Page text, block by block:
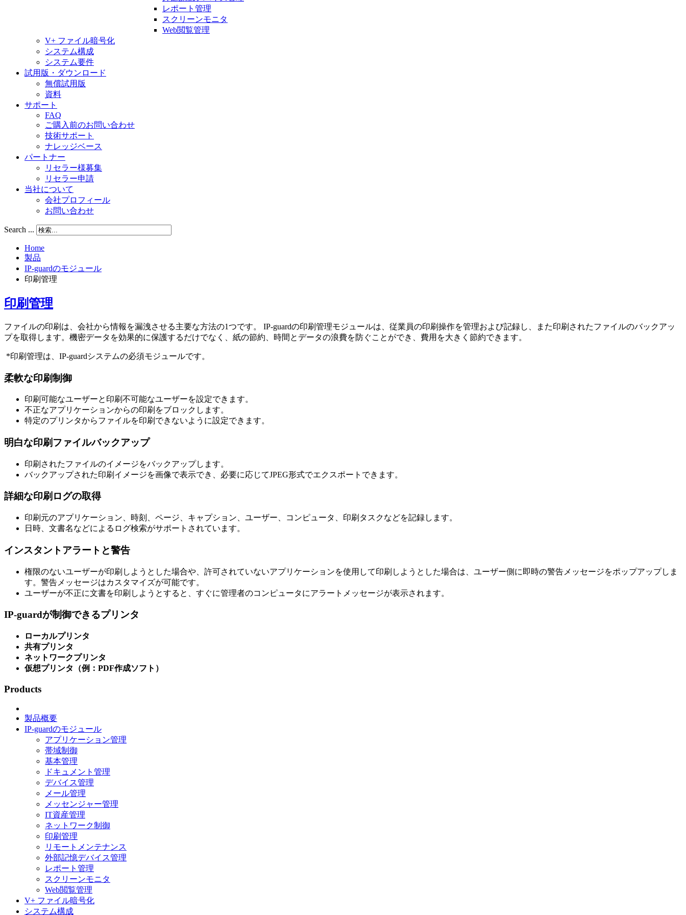
レポート管理
スクリーンモニタ
Web閲覧管理
V+ ファイル暗号化
システム構成
システム要件
試用版・ダウンロード
無償試用版
資料
サポート
FAQ
ご購入前のお問い合わせ
技術サポート
ナレッジベース
パートナー
リセラー様募集
リセラー申請
当社について
会社プロフィール
お問い合わせ
Search ...
Home
製品
IP-guardのモジュール
印刷管理
印刷管理
ファイルの印刷は、会社から情報を漏洩させる主要な方法の1つです。 IP-guardの印刷管理モジュールは、従業員の印刷操作を管理および記録し、また印刷されたファイルのバックアッ
プを取得します。機密データを効果的に保護するだけでなく、紙の節約、時間とデータの浪費を防ぐことができ、費用を大きく節約できます。
*印刷管理は、IP-guardシステムの必須モジュールです。
柔軟な印刷制御
印刷可能なユーザーと印刷不可能なユーザーを設定できます。
不正なアプリケーションからの印刷をブロックします。
特定のプリンタからファイルを印刷できないように設定できます。
明白な印刷ファイルバックアップ
印刷されたファイルのイメージをバックアップします。
バックアップされた印刷イメージを画像で表示でき、必要に応じてJPEG形式でエクスポートできます。
詳細な印刷ログの取得
印刷元のアプリケーション、時刻、ページ、キャプション、ユーザー、コンピュータ、印刷タスクなどを記録します。
日時、文書名などによるログ検索がサポートされています。
インスタントアラートと警告
権限のないユーザーが印刷しようとした場合や、許可されていないアプリケーションを使用して印刷しようとした場合は、ユーザー側に即時の警告メッセージをポップアップしま
す。警告メッセージはカスタマイズが可能です。
ユーザーが不正に文書を印刷しようとすると、すぐに管理者のコンピュータにアラートメッセージが表示されます。
IP-guardが制御できるプリンタ
ローカルプリンタ
共有プリンタ
ネットワークプリンタ
仮想プリンタ（例：PDF作成ソフト）
Products
製品概要
IP-guardのモジュール
アプリケーション管理
帯域制御
基本管理
ドキュメント管理
デバイス管理
メール管理
メッセンジャー管理
IT資産管理
ネットワーク制御
印刷管理
リモートメンテナンス
外部記憶デバイス管理
レポート管理
スクリーンモニタ
Web閲覧管理
V+ ファイル暗号化
システム構成